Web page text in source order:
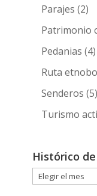
Parajes (2)
Patrimonio
Pedanias (4)
Ruta
Senderos (5)
Turismo
Histórico
Histórico